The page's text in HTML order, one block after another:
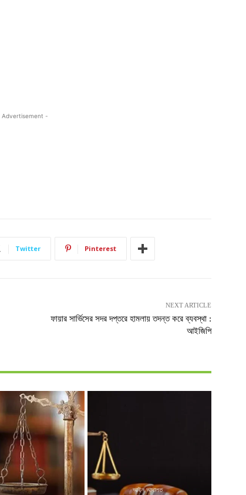
Advertisement -
Twitter Pinterest
NEXT ARTICLE
ফায়ার সার্ভিসের সদর দপ্তরে হামলায় তদন্ত করে ব্যবস্থা :
আইজিপি
আইন আদালত